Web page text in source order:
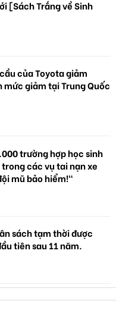
[Sách Trắng về Sinh
của Toyota giảm
mức giảm tại Trung Quốc
trường hợp học sinh
các vụ tai nạn xe
mũ bảo hiểm!"
sách tạm thời được
tiên sau 11 năm.